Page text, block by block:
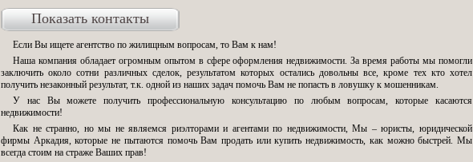
Показать контакты
Если Вы ищете агентство по жилищным вопросам, то Вам к нам!
Наша компания обладает огромным опытом в сфере оформления недвижимости. За время работы мы помогли
заключить около сотни различных сделок, результатом которых остались довольны все, кроме тех кто хотел
получить незаконный результат, т.к. одной из наших задач помочь Вам не попасть в ловушку к мошенникам.
У нас Вы можете получить профессиональную консультацию по любым вопросам, которые касаются
недвижимости!
Как не странно, но мы не являемся риэлторами и агентами по недвижимости, Мы – юристы, юридической
фирмы Аркадия, которые не пытаются помочь Вам продать или купить недвижимость, как можно быстрей. Мы
всегда стоим на страже Ваших прав!